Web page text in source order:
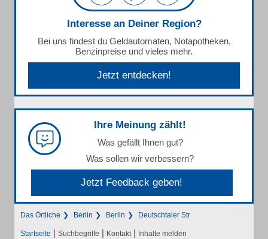
Interesse an Deiner Region?
Bei uns findest du Geldautomaten, Notapotheken,
Benzinpreise und vieles mehr.
Jetzt entdecken!
Ihre Meinung zählt!
Was gefällt Ihnen gut?
Was sollen wir verbessern?
Jetzt Feedback geben!
Das Örtliche Berlin Berlin Deutschtaler Str
Startseite | Suchbegriffe | Kontakt | Inhalte melden